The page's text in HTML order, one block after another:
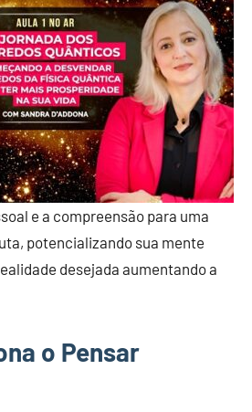
e a compreensão para uma
potencializando sua mente
desejada aumentando a
o Pensar